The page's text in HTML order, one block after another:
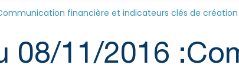
financière et indicateurs clés de
08/11/2016